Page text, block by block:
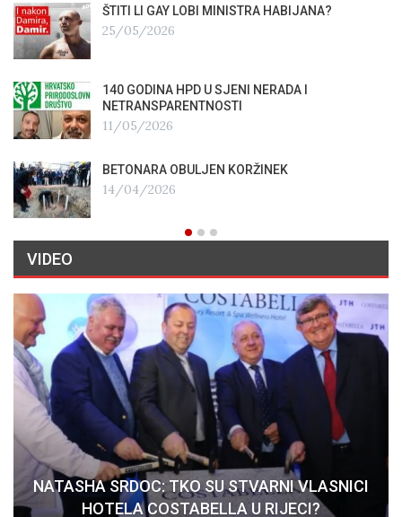
ŠTITI LI GAY LOBI MINISTRA HABIJANA?
25/05/2026
140 GODINA HPD U SJENI NERADA I
NETRANSPARENTNOSTI
11/05/2026
BETONARA OBULJEN KORŽINEK
14/04/2026
VIDEO
NATASHA SRDOC: TKO SU STVARNI VLASNICI
HOTELA COSTABELLA U RIJECI?